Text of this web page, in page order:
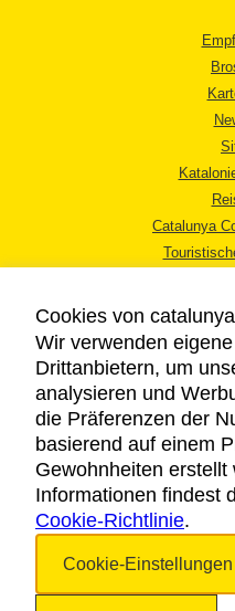
Catalunya
Cookies von
Wir verwenden
Drittanbietern, um
analysieren und
die Präferenzen der
basierend auf einem
Gewohnheiten erstellt
Informationen findest
Cookie-Richtlinie.
Cookie-Einstellungen